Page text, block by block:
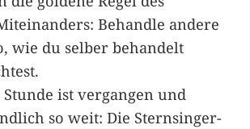
Behandle andere
wie du selber behandelt
ist vergangen und
so weit: Die Sternsinger-